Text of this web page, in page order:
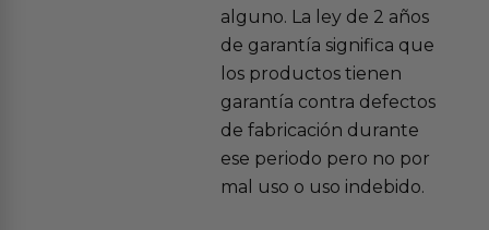
alguno. La ley de 2 años
de garantía significa que
los productos tienen
garantía contra defectos
de fabricación durante
ese periodo pero no por
mal uso o uso indebido.